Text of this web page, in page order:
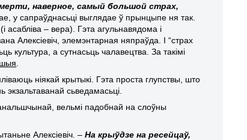
наверное, самый большой страх,
у сапраўднасьці выглядае ў прынцыпе ня так.
– вера). Гэта агульнавядома і
Алексіевіч, элемэнтарная няпраўда. І “страх
культура, а сутнасьць чалавецтва. За такімі
ніякай крытыкі. Гэта проста глупствы, што
сьведамасьці.
вельмі падобнай на слоўны
Алексіевіч. –На крыўдзе на ресейцаў,